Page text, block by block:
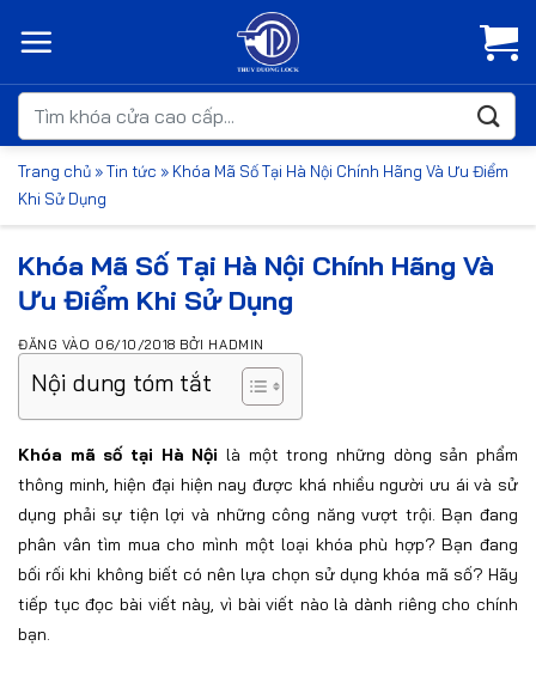
qua
dungTìm
kiếm:
Trang chủ »Tin tức » Khóa Mã Số Tại Hà Nội Chính Hãng Và Ưu Điểm
Khi Sử Dụng
Khóa Mã Số Tại Hà Nội Chính Hãng Và
Ưu Điểm Khi Sử Dụng
ĐĂNG VÀO 06/10/2018 BỞI HADMIN
Nội dung tóm tắt
Khóa mã số tại Hà Nội là một trong những dòng sản phẩm
thông minh, hiện đại hiện nay được khá nhiều người ưu ái và sử
dụng phải sự tiện lợi và những công năng vượt trội. Bạn đang
phân vân tìm mua cho mình một loại khóa phù hợp? Bạn đang
bối rối khi không biết có nên lựa chọn sử dụng khóa mã số? Hãy
tiếp tục đọc bài viết này, vì bài viết nào là dành riêng cho chính
bạn.